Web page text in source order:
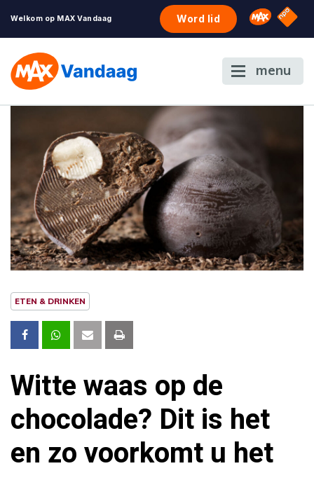
Welkom op MAX Vandaag Word lid Omroep
NPO
menu
ETEN & DRINKEN
Witte waas op de
chocolade? Dit is het
en zo voorkomt u het